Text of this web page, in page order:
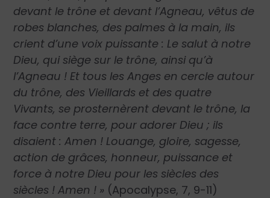
devant le trône et devant l’Agneau, vêtus de
robes blanches, des palmes à la main, ils
crient d’une voix puissante : Le salut à notre
Dieu, qui siège sur le trône, ainsi qu’à
l’Agneau ! Et tous les Anges en cercle autour
du trône, des Vieillards et des quatre
Vivants, se prosternèrent devant le trône, la
face contre terre, pour adorer Dieu ; ils
disaient : Amen ! Louange, gloire, sagesse,
action de grâces, honneur, puissance et
force à notre Dieu pour les siècles des
siècles ! Amen ! » (Apocalypse, 7, 9-11)